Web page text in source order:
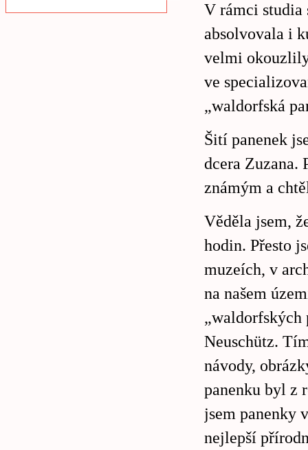
V rámci studia
absolvovala i
velmi
ve
„waldorfská
Šití panenek
dcera Zuzana.
známým a
Věděla jsem,
hodin. Přesto
muzeích, v
na našem
„waldorfských
Neuschütz.
návody,
panenku byl z
jsem panenky
nejlepší